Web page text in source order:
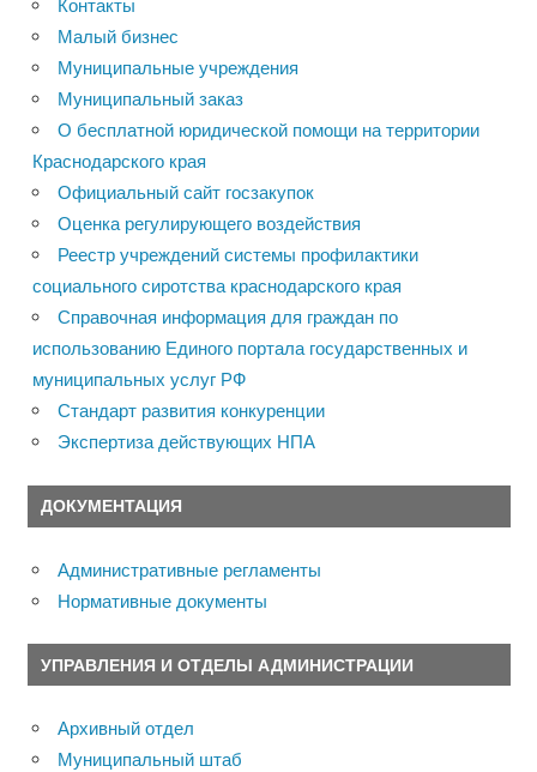
Контакты
Малый бизнес
Муниципальные учреждения
Муниципальный заказ
О бесплатной юридической помощи на территории
Краснодарского края
Официальный сайт госзакупок
Оценка регулирующего воздействия
Реестр учреждений системы профилактики
социального сиротства краснодарского края
Справочная информация для граждан по
использованию Единого портала государственных и
муниципальных услуг РФ
Стандарт развития конкуренции
Экспертиза действующих НПА
ДОКУМЕНТАЦИЯ
Административные регламенты
Нормативные документы
УПРАВЛЕНИЯ И ОТДЕЛЫ АДМИНИСТРАЦИИ
Архивный отдел
Муниципальный штаб